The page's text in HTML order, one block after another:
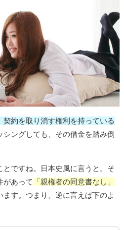
契約を取り消す権利を持っている
シングしても、その借金を踏み倒
とですね。日本史風に言うと。そ
があって
「親権者の同意書なし」
ます。つまり、逆に言えば下のよ